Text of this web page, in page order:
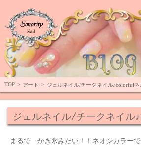
TOP > アート > ジェルネイル/チークネイル♪colorfulネ
ジェルネイル/チークネイル
まるで かき氷みたい！！ネオンカラーで